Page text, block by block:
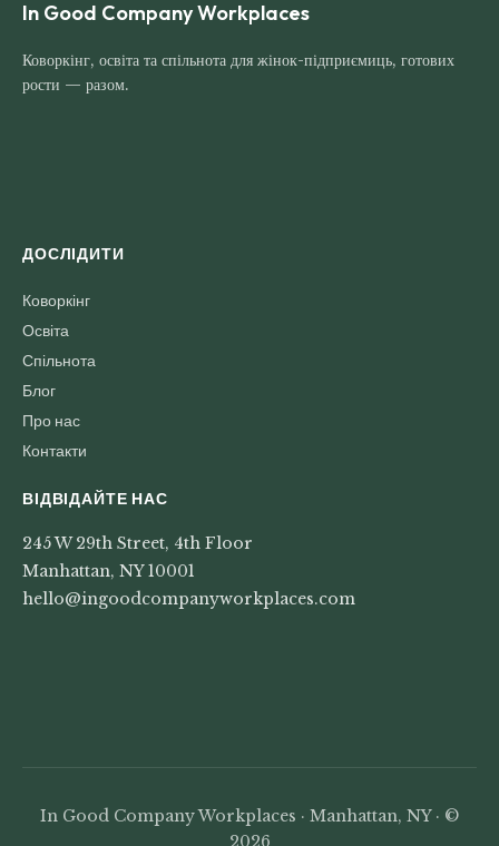
In Good Company Workplaces
Коворкінг, освіта та спільнота для жінок-підприємиць, готових
рости — разом.
ДОСЛІДИТИ
Коворкінг
Освіта
Спільнота
Блог
Про нас
Контакти
ВІДВІДАЙТЕ НАС
245 W 29th Street, 4th Floor
Manhattan, NY 10001
hello@ingoodcompanyworkplaces.com
In Good Company Workplaces · Manhattan, NY · ©
2026